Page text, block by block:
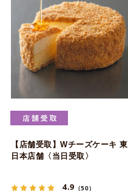
【店舗受取】Wチーズケーキ 東
日本店舗〈当日受取〉
4.9 （50）